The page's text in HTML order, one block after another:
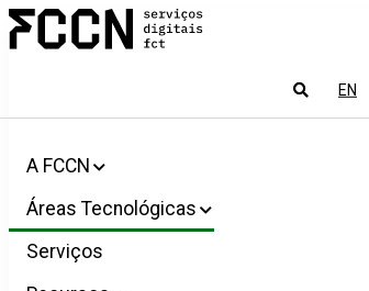
Salta
para
Pesquisar
EN
A FCCN
Áreas Tecnológicas
Serviços